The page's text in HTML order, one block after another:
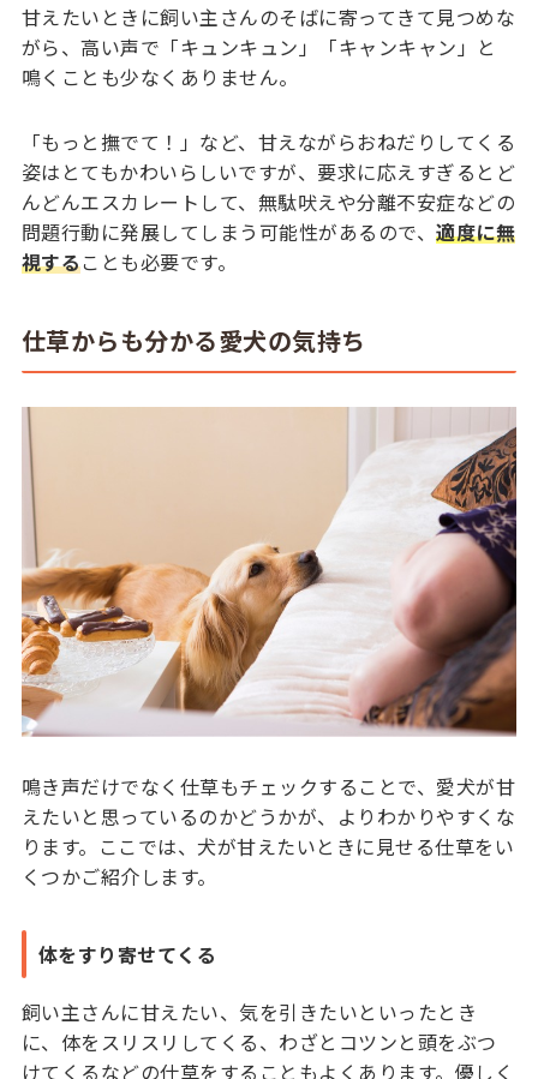
甘えたいときに飼い主さんのそばに寄ってきて見つめな
がら、高い声で「キュンキュン」「キャンキャン」と
鳴くことも少なくありません。
「もっと撫でて！」など、甘えながらおねだりしてくる
姿はとてもかわいらしいですが、要求に応えすぎるとど
んどんエスカレートして、無駄吠えや分離不安症などの
問題行動に発展してしまう可能性があるので、適度に無
視することも必要です。
仕草からも分かる愛犬の気持ち
鳴き声だけでなく仕草もチェックすることで、愛犬が甘
えたいと思っているのかどうかが、よりわかりやすくな
ります。ここでは、犬が甘えたいときに見せる仕草をい
くつかご紹介します。
体をすり寄せてくる
飼い主さんに甘えたい、気を引きたいといったとき
に、体をスリスリしてくる、わざとコツンと頭をぶつ
けてくるなどの仕草をすることもよくあります。優しく